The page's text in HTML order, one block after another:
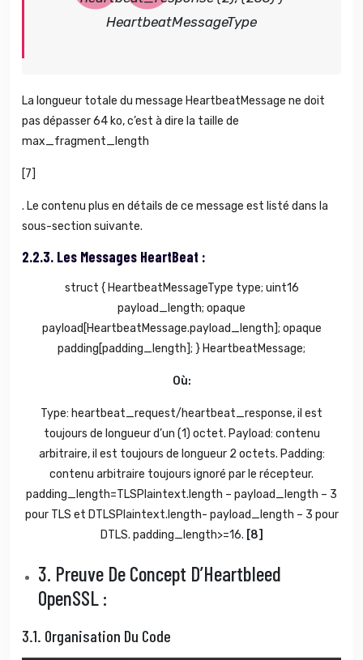
HeartbeatMessageType
La longueur totale du message HeartbeatMessage ne doit
pas dépasser 64 ko, c’est à dire la taille de
max_fragment_length
[7]
. Le contenu plus en détails de ce message est listé dans la
sous-section suivante.
2.2.3. Les Messages HeartBeat :
struct { HeartbeatMessageType type; uint16
payload_length; opaque
payload[HeartbeatMessage.payload_length]; opaque
padding[padding_length]; } HeartbeatMessage;
Où:
Type: heartbeat_request/heartbeat_response, il est
toujours de longueur d’un (1) octet. Payload: contenu
arbitraire, il est toujours de longueur 2 octets. Padding:
contenu arbitraire toujours ignoré par le récepteur.
padding_length=TLSPlaintext.length – payload_length – 3
pour TLS et DTLSPlaintext.length- payload_length – 3 pour
DTLS. padding_length>=16. [8]
3. Preuve De Concept D’Heartbleed
OpenSSL :
3.1. Organisation Du Code